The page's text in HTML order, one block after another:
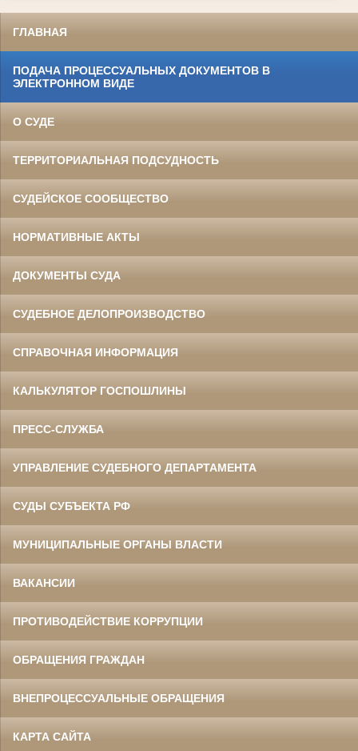
ГЛАВНАЯ
ПОДАЧА ПРОЦЕССУАЛЬНЫХ ДОКУМЕНТОВ В
ЭЛЕКТРОННОМ ВИДЕ
О СУДЕ
ТЕРРИТОРИАЛЬНАЯ ПОДСУДНОСТЬ
СУДЕЙСКОЕ СООБЩЕСТВО
НОРМАТИВНЫЕ АКТЫ
ДОКУМЕНТЫ СУДА
СУДЕБНОЕ ДЕЛОПРОИЗВОДСТВО
СПРАВОЧНАЯ ИНФОРМАЦИЯ
КАЛЬКУЛЯТОР ГОСПОШЛИНЫ
ПРЕСС-СЛУЖБА
УПРАВЛЕНИЕ СУДЕБНОГО ДЕПАРТАМЕНТА
СУДЫ СУБЪЕКТА РФ
МУНИЦИПАЛЬНЫЕ ОРГАНЫ ВЛАСТИ
ВАКАНСИИ
ПРОТИВОДЕЙСТВИЕ КОРРУПЦИИ
ОБРАЩЕНИЯ ГРАЖДАН
ВНЕПРОЦЕССУАЛЬНЫЕ ОБРАЩЕНИЯ
КАРТА САЙТА